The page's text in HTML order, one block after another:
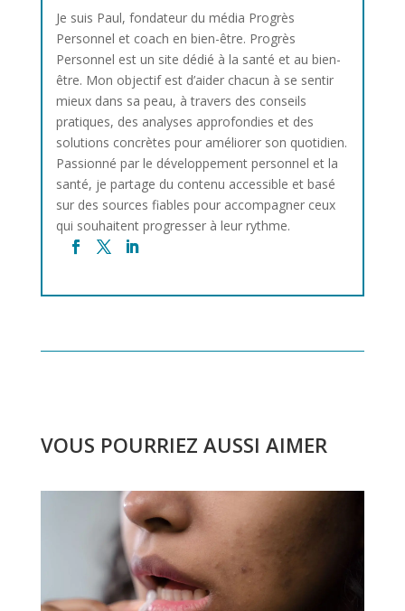
Je suis Paul, fondateur du média Progrès
Personnel et coach en bien-être. Progrès
Personnel est un site dédié à la santé et au bien-
être. Mon objectif est d’aider chacun à se sentir
mieux dans sa peau, à travers des conseils
pratiques, des analyses approfondies et des
solutions concrètes pour améliorer son quotidien.
Passionné par le développement personnel et la
santé, je partage du contenu accessible et basé
sur des sources fiables pour accompagner ceux
qui souhaitent progresser à leur rythme.
VOUS POURRIEZ AUSSI AIMER